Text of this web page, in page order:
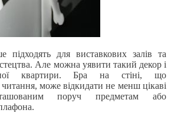
підходять для виставкових залів та
Але можна уявити такий декор і
квартири. Бра на стіні, що
читання, може відкидати не менш цікаві
поруч предметам або